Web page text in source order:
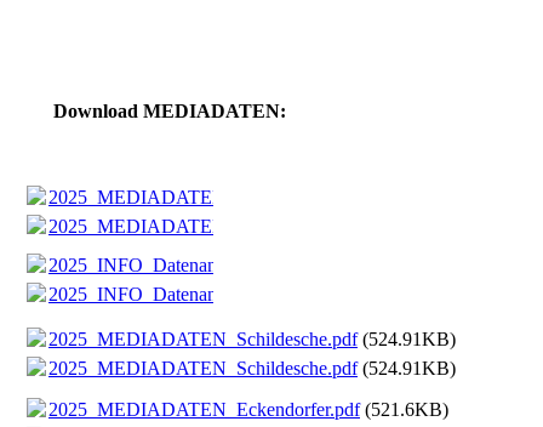
Download MEDIADATEN:
2025_MEDIADATEN_Sieker.pdf
2025_MEDIADATEN_Sieker.pdf
2025_INFO_Datenanlieferung.pdf
2025_INFO_Datenanlieferung.pdf
2025_MEDIADATEN_Schildesche.pdf(524.91KB)
2025_MEDIADATEN_Schildesche.pdf(524.91KB)
2025_MEDIADATEN_Eckendorfer.pdf(521.6KB)